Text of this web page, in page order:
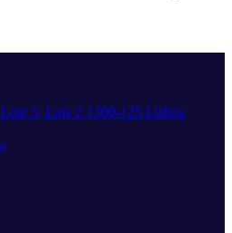
5, Loja 2 1300-125 Lisboa